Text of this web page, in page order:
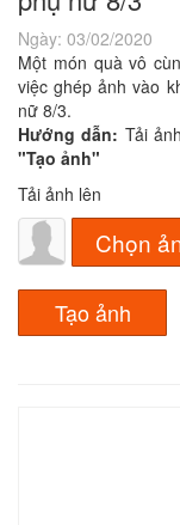
Ngày: 03/02/2020
Một món quà vô
việc ghép ảnh vào
nữ 8/3.
Hướng dẫn: Tải
"Tạo ảnh"
Tải ảnh lên
Chọn